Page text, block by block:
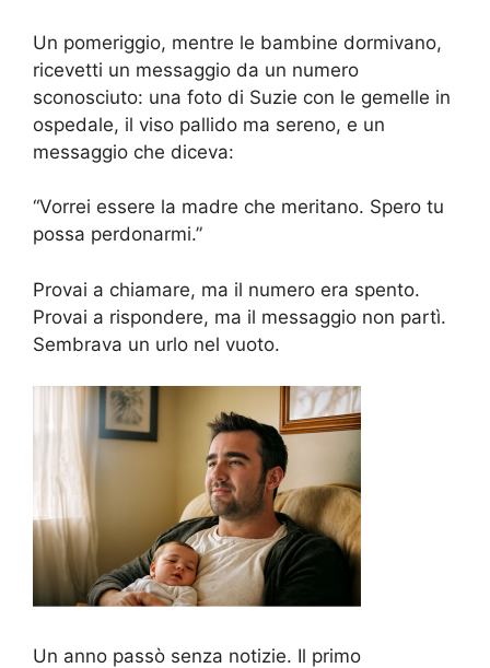
Un pomeriggio, mentre le bambine dormivano,
ricevetti un messaggio da un numero
sconosciuto: una foto di Suzie con le gemelle in
ospedale, il viso pallido ma sereno, e un
messaggio che diceva:
“Vorrei essere la madre che meritano. Spero tu
possa perdonarmi.”
Provai a chiamare, ma il numero era spento.
Provai a rispondere, ma il messaggio non partì.
Sembrava un urlo nel vuoto.
Un anno passò senza notizie. Il primo